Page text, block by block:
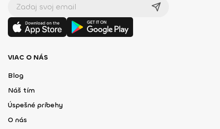
VIAC O NÁS
Blog
Náš tím
Úspešné príbehy
O nás